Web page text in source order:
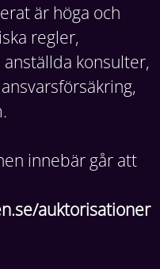
är höga och
regler,
konsulter,
innebär går att
auktorisationer